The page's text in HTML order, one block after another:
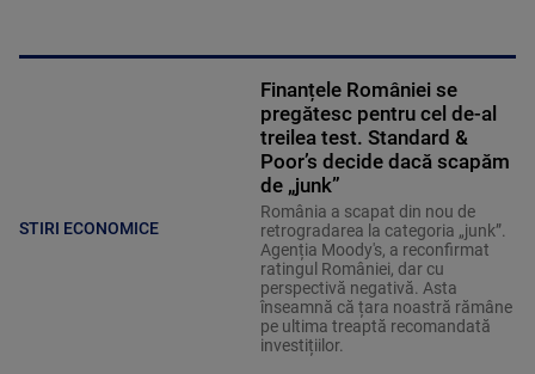
STIRI ECONOMICE
Finanțele României se
pregătesc pentru cel de-al
treilea test. Standard &
Poor’s decide dacă scapăm
de „junk”
România a scapat din nou de
retrogradarea la categoria „junk”.
Agenția Moody's, a reconfirmat
ratingul României, dar cu
perspectivă negativă. Asta
înseamnă că țara noastră rămâne
pe ultima treaptă recomandată
investițiilor.